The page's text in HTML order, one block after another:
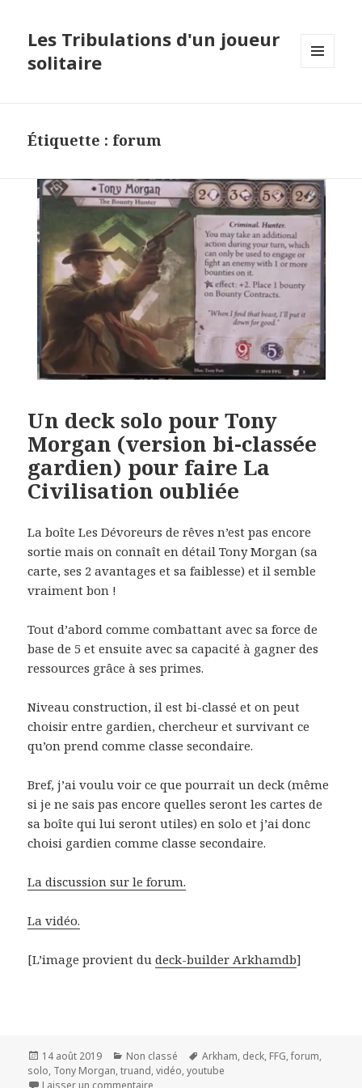
Les Tribulations d'un joueur
solitaire
Étiquette : forum
Un deck solo pour Tony
Morgan (version bi-classée
gardien) pour faire La
Civilisation oubliée
La boîte Les Dévoreurs de rêves n’est pas encore
sortie mais on connaît en détail Tony Morgan (sa
carte, ses 2 avantages et sa faiblesse) et il semble
vraiment bon !
Tout d’abord comme combattant avec sa force de
base de 5 et ensuite avec sa capacité à gagner des
ressources grâce à ses primes.
Niveau construction, il est bi-classé et on peut
choisir entre gardien, chercheur et survivant ce
qu’on prend comme classe secondaire.
Bref, j’ai voulu voir ce que pourrait un deck (même
si je ne sais pas encore quelles seront les cartes de
sa boîte qui lui seront utiles) en solo et j’ai donc
choisi gardien comme classe secondaire.
La discussion sur le forum.
La vidéo.
[L’image provient dudeck-builder Arkhamdb]
Publié
le
14 août 2019 Catégories
Non classé
Mots-
clés
Arkham, deck, FFG,forum,
solo, Tony Morgan,truand,vidéo,youtube